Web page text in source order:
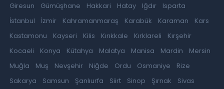
Giresun
Gümüşhane Hakkari Hatay Iğdır
Isparta
İstanbul
İzmir Kahramanmaraş Karabük Karaman
Kars
Kastamonu
Kayseri Kilis Kırıkkale Kırklareli
Kırşehir
Kocaeli
Konya Kütahya Malatya Manisa Mardin
Mersin
Muğla
Muş Nevşehir Niğde Ordu Osmaniye
Rize
Sakarya
Samsun Şanlıurfa Siirt Sinop Şırnak
Sivas